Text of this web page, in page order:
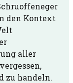
den Kontext
aller
zu handeln.